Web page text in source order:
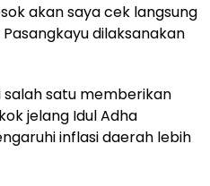
akan saya cek langsung
dilaksanakan
satu memberikan
jelang Idul Adha
inflasi daerah lebih